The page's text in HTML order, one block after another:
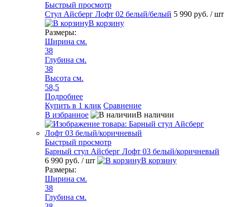
Быстрый просмотр
Стул Айсберг Лофт 02 белый/белый 5 990 руб. / шт
В корзину
Размеры:
Ширина см.
38
Глубина см.
38
Высота см.
58,5
Подробнее
Купить в 1 клик Сравнение
В избранное
В наличии
Быстрый просмотр
Барный стул Айсберг Лофт 03 белый/коричневый
6 990 руб. / шт
В корзину
Размеры:
Ширина см.
38
Глубина см.